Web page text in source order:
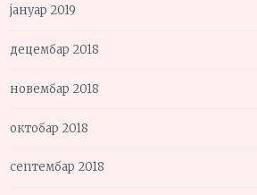
јануар 2019
децембар 2018
новембар 2018
октобар 2018
септембар 2018